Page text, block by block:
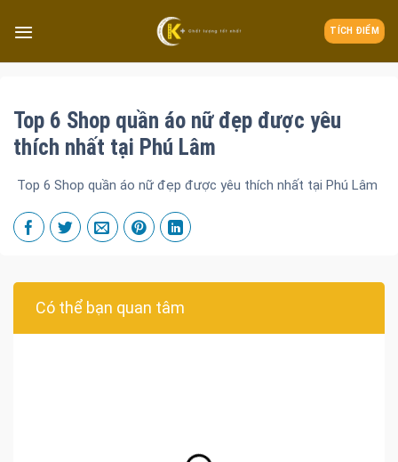
TÍCH ĐIỂM
Top 6 Shop quần áo nữ đẹp được yêu
thích nhất tại Phú Lâm
Top 6 Shop quần áo nữ đẹp được yêu thích nhất tại Phú Lâm
Có thể bạn quan tâm